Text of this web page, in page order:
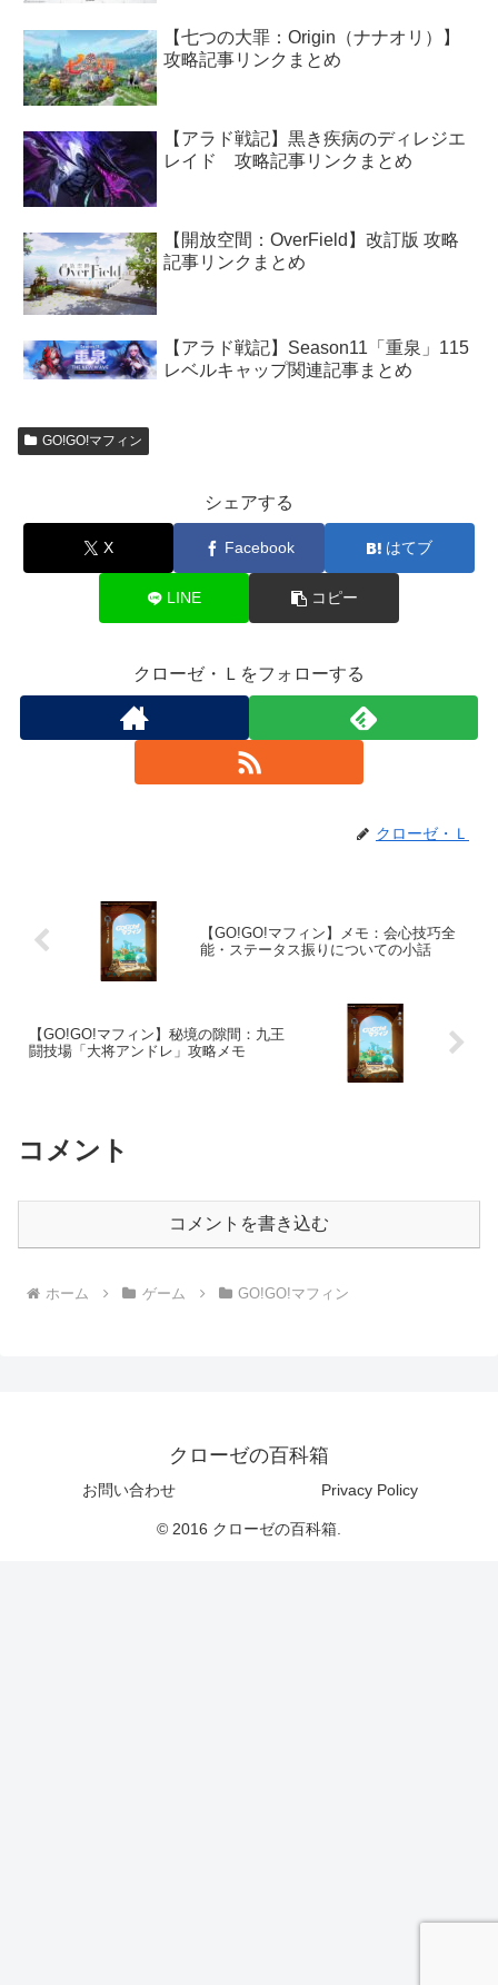
【七つの大罪：Origin（ナナオリ）】
攻略記事リンクまとめ
【アラド戦記】黒き疾病のディレジエ
レイド 攻略記事リンクまとめ
【開放空間：OverField】改訂版 攻略
記事リンクまとめ
【アラド戦記】Season11「重泉」115
レベルキャップ関連記事まとめ
GO!GO!マフィン
シェアする
X Facebook はてブ
LINE コピー
クローゼ・Ｌをフォローする
クローゼ・Ｌ
【GO!GO!マフィン】メモ：会心技巧全
能・ステータス振りについての小話
【GO!GO!マフィン】秘境の隙間：九王
闘技場「大将アンドレ」攻略メモ
コメント
コメントを書き込む
ホーム ゲーム GO!GO!マフィン
クローゼの百科箱
お問い合わせ Privacy Policy
© 2016 クローゼの百科箱.